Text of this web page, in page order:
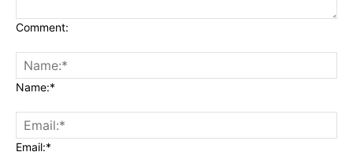
Comment:
Name:*
Email:*